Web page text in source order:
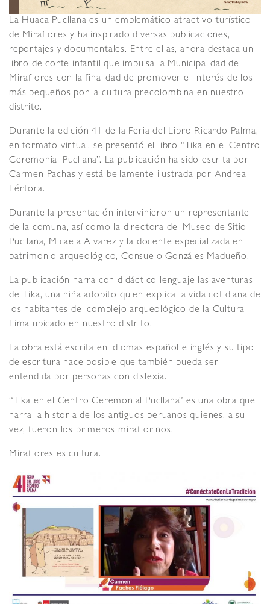
La Huaca Pucllana es un emblemático atractivo turístico
de Miraflores y ha inspirado diversas publicaciones,
reportajes y documentales. Entre ellas, ahora destaca un
libro de corte infantil que impulsa la Municipalidad de
Miraflores con la finalidad de promover el interés de los
más pequeños por la cultura precolombina en nuestro
distrito.
Durante la edición 41 de la Feria del Libro Ricardo Palma,
en formato virtual, se presentó el libro “Tika en el Centro
Ceremonial Pucllana”. La publicación ha sido escrita por
Carmen Pachas y está bellamente ilustrada por Andrea
Lértora.
Durante la presentación intervinieron un representante
de la comuna, así como la directora del Museo de Sitio
Pucllana, Micaela Alvarez y la docente especializada en
patrimonio arqueológico, Consuelo Gonzáles Madueño.
La publicación narra con didáctico lenguaje las aventuras
de Tika, una niña adobito quien explica la vida cotidiana de
los habitantes del complejo arqueológico de la Cultura
Lima ubicado en nuestro distrito.
La obra está escrita en idiomas español e inglés y su tipo
de escritura hace posible que también pueda ser
entendida por personas con dislexia.
“Tika en el Centro Ceremonial Pucllana” es una obra que
narra la historia de los antiguos peruanos quienes, a su
vez, fueron los primeros miraflorinos.
Miraflores es cultura.